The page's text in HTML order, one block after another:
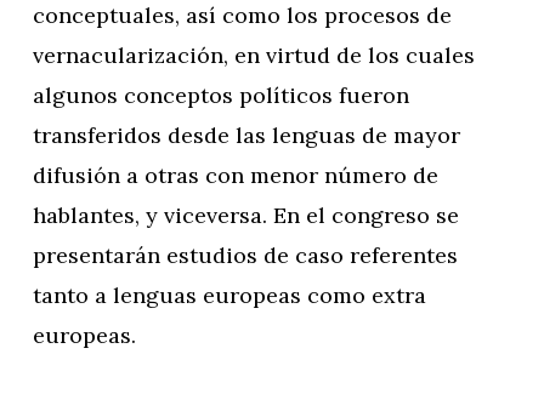
conceptuales, así como los procesos de
vernacularización, en virtud de los cuales
algunos conceptos políticos fueron
transferidos desde las lenguas de mayor
difusión a otras con menor número de
hablantes, y viceversa. En el congreso se
presentarán estudios de caso referentes
tanto a lenguas europeas como extra
europeas.